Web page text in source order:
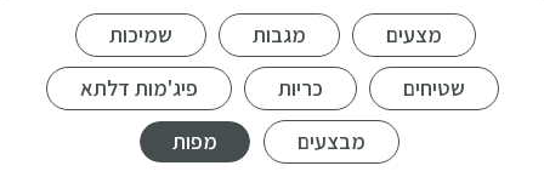
מצעים מגבות
שמיכות
שטיחים
כריות
פיג'מות דלתא
מבצעים
מפות